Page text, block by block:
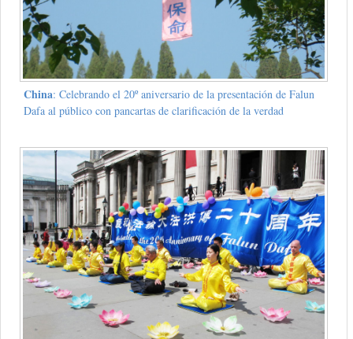
China: Celebrando el 20º aniversario de la presentación de Falun
Dafa al público con pancartas de clarificación de la verdad